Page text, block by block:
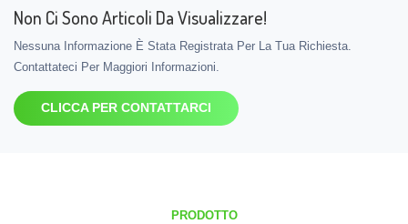
Non Ci Sono Articoli Da Visualizzare!
Nessuna Informazione È Stata Registrata Per La Tua Richiesta.
Contattateci Per Maggiori Informazioni.
CLICCA PER CONTATTARCI
PRODOTTO